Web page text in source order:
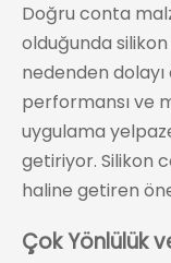
Doğru conta
olduğunda
nedenden
performansı ve
uygulama
getiriyor. Silikon
haline getiren
Çok Yönlülük